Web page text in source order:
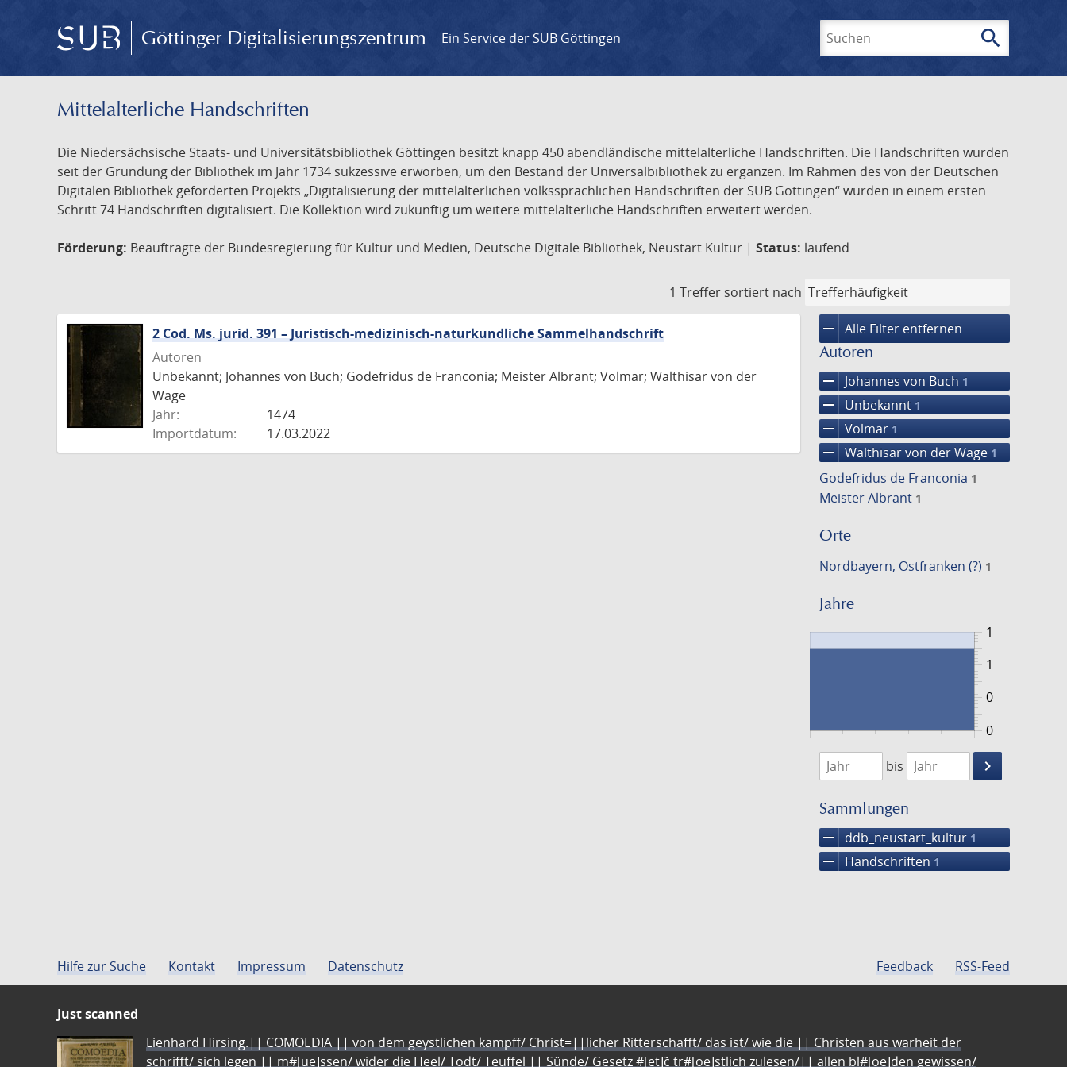
Göttinger Digitalisierungszentrum Ein Service der SUB Göttingen search
Mittelalterliche Handschriften
Die Niedersächsische Staats- und Universitätsbibliothek Göttingen besitzt knapp 450 abendländische mittelalterliche Handschriften. Die Handschriften wurden
seit der Gründung der Bibliothek im Jahr 1734 sukzessive erworben, um den Bestand der Universalbibliothek zu ergänzen. Im Rahmen des von der Deutschen
Digitalen Bibliothek geförderten Projekts „Digitalisierung der mittelalterlichen volkssprachlichen Handschriften der SUB Göttingen“ wurden in einem ersten
Schritt 74 Handschriften digitalisiert. Die Kollektion wird zukünftig um weitere mittelalterliche Handschriften erweitert werden.
Förderung: Beauftragte der Bundesregierung für Kultur und Medien, Deutsche Digitale Bibliothek, Neustart Kultur | Status: laufend
1 Treffer sortiert nach
remove Alle Filter entfernen
Autoren
remove Johannes von Buch 1
remove Unbekannt 1
remove Volmar 1
remove Walthisar von der Wage 1
Godefridus de Franconia 1
Meister Albrant 1
Orte
Nordbayern, Ostfranken (?) 1
Jahre
0
1
0
1
1474
1475
bis
keyboard_arrow_right
Suche
Sammlungen
remove ddb_neustart_kultur 1
remove Handschriften 1
2 Cod. Ms. jurid. 391 – Juristisch-medizinisch-naturkundliche Sammelhandschrift
Autoren
Unbekannt; Johannes von Buch; Godefridus de Franconia; Meister Albrant; Volmar; Walthisar von der
Wage
Jahr:
1474
Importdatum:
17.03.2022
Hilfe zur Suche Kontakt Impressum Datenschutz Feedback RSS-Feed
Just scanned
Lienhard Hirsing.|| COMOEDIA || von dem geystlichen kampff/ Christ=||licher Ritterschafft/ das ist/ wie die || Christen aus warheit der
schrifft/ sich legen || m#[ue]ssen/ wider die Heel/ Todt/ Teuffel || Sünde/ Gesetz #[et]c̃ tr#[oe]stlich zulesen/|| allen bl#[oe]den gewissen/